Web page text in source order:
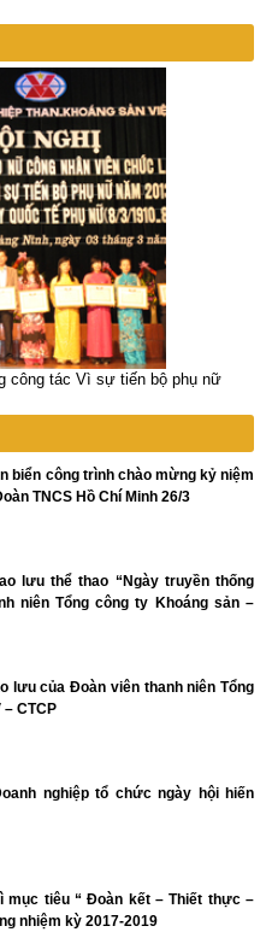
công tác Vì sự tiến bộ phụ nữ
biển công trình chào mừng kỷ niệm
TNCS Hồ Chí Minh 26/3
lưu thể thao “Ngày truyền thống
niên Tổng công ty Khoáng sản –
lưu của Đoàn viên thanh niên Tổng
CTCP
nghiệp tổ chức ngày hội hiến
mục tiêu “ Đoàn kết – Thiết thực –
nhiệm kỳ 2017-2019